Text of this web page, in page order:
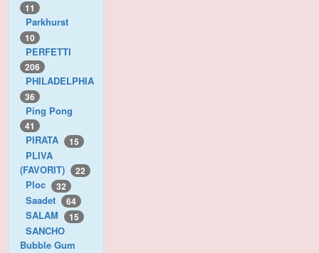
11
Parkhurst
10
PERFETTI
206
PHILADELPHIA
36
Ping Pong
41
PIRATA 15
PLIVA
(FAVORIT)
22
Ploc 32
Saadet 64
SALAM 15
SANCHO
Bubble Gum